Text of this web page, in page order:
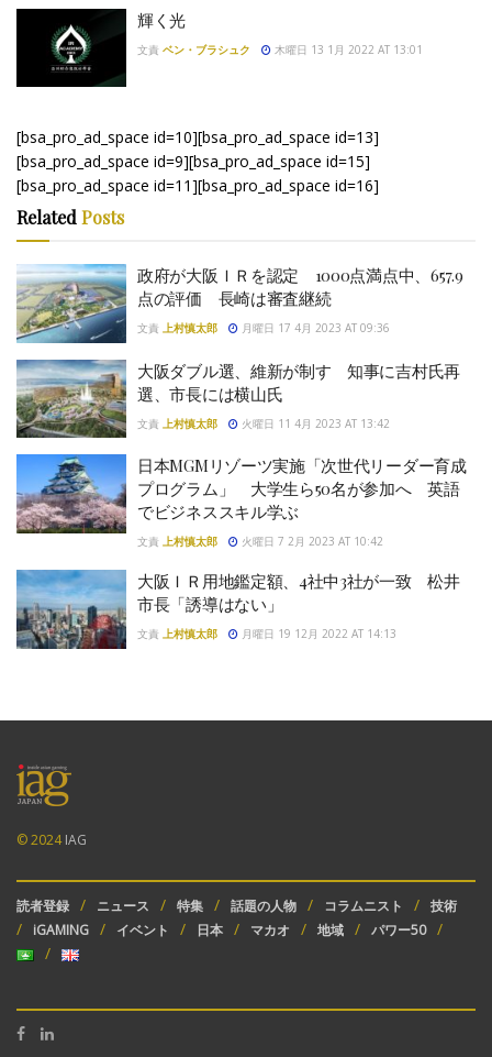
輝く光
文責 ベン・ブラシュク 木曜日 13 1月 2022 AT 13:01
[bsa_pro_ad_space id=10][bsa_pro_ad_space id=13]
[bsa_pro_ad_space id=9][bsa_pro_ad_space id=15]
[bsa_pro_ad_space id=11][bsa_pro_ad_space id=16]
Related Posts
政府が大阪ＩＲを認定 1000点満点中、657.9
点の評価 長崎は審査継続
文責 上村慎太郎 月曜日 17 4月 2023 AT 09:36
大阪ダブル選、維新が制す 知事に吉村氏再
選、市長には横山氏
文責 上村慎太郎 火曜日 11 4月 2023 AT 13:42
日本MGMリゾーツ実施「次世代リーダー育成
プログラム」 大学生ら50名が参加へ 英語
でビジネススキル学ぶ
文責 上村慎太郎 火曜日 7 2月 2023 AT 10:42
大阪ＩＲ用地鑑定額、4社中3社が一致 松井
市長「誘導はない」
文責 上村慎太郎 月曜日 19 12月 2022 AT 14:13
© 2024IAG
読者登録 ニュース 特集 話題の人物 コラムニスト
技術
iGAMING
イベント 日本 マカオ 地域 パワー50